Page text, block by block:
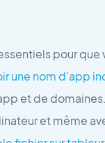
pour que
une nom d'app
et de domaines.
et même